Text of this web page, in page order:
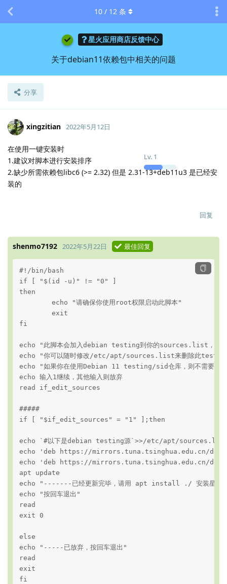
星火应用商店反馈中心
关于debian11依赖包中相关的问题
分享
10 / 12 条
xingzitian
Lv. 1
2022年5月12日
在使用一键安装时
1.建议对脚本进行安装排序
2.缺少所需依赖包libc6 (>= 2.32) 但是 2.31-13+deb11u3 是已经安
装的
回复
shenmo7192 2022年5月22日 最佳回复
#!/bin/bash
if [ "$(id -u)" != "0" ]
then
fi
echo "此脚本会加入debian testing到你的sources.list，这样就
echo "你可以随时修改/etc/apt/sources.list来删除此
echo "如果你在使用Debian 11 testing/sid仓库，则不需要"
echo 输入1继续，其他输入则放弃
read if_edit_sources
#####
if [ "$if_edit_sources" = "1" ];then
echo `#以下是debian testing源`>>/etc/apt/
echo 'deb https://mirrors.tuna.tsinghua.edu.cn/
echo 'deb https://mirrors.tuna.tsinghua.edu.cn/
apt update
echo "-------已经更新完毕，请用 apt install ./ 安装星火商
echo "按回车退出"
read
exit 0
else
echo "-----已放弃，按回车退出"
read
exit
fi